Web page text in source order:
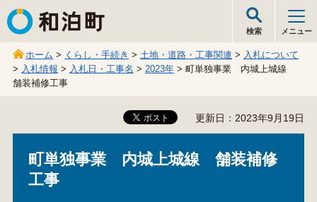
和泊町
検索 メニュー
ホーム > くらし・手続き >土地・道路・工事関連 > 入札について
> 入札情報 > 入札日・工事名 > 2023年> 町単独事業 内城上城線
舗装補修工事
更新日：2023年9月19日
町単独事業 内城上城線 舗装補修
工事